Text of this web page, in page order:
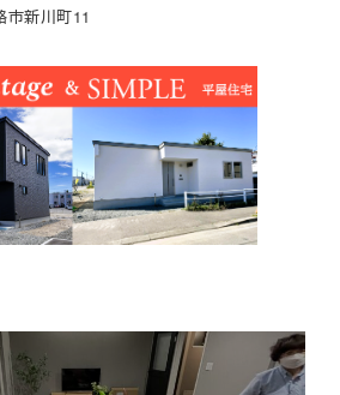
市新川町11